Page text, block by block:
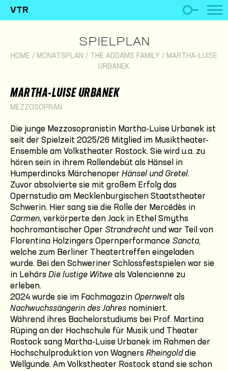
VTR
SPIELPLAN
HOME / MONATSPLAN / THE ADDAMS FAMILY / MARTHA-LUISE
URBANEK
MARTHA-LUISE URBANEK
MEZZOSOPRAN
Die junge Mezzosopranistin Martha-Luise Urbanek ist
seit der Spielzeit 2025/26 Mitglied im Musiktheater-
Ensemble am Volkstheater Rostock. Sie wird u.a. zu
hören sein in ihrem Rollendebüt als Hänsel in
Humperdincks Märchenoper Hänsel und Gretel.
Zuvor absolvierte sie mit großem Erfolg das
Opernstudio am Mecklenburgischen Staatstheater
Schwerin. Hier sang sie die Rolle der Mercédès in
Carmen, verkörperte den Jack in Ethel Smyths
hochromantischer Oper Strandrecht und war Teil von
Florentina Holzingers Opernperformance Sancta,
welche zum Berliner Theatertreffen eingeladen
wurde. Bei den Schweriner Schlossfestspielen war sie
in Lehárs Die lustige Witwe als Valencienne zu
erleben.
2024 wurde sie im Fachmagazin Opernwelt als
Nachwuchssängerin des Jahres nominiert.
Während ihres Bachelorstudiums bei Prof. Martina
Rüping an der Hochschule für Musik und Theater
Rostock sang Martha-Luise Urbanek im Rahmen der
Hochschulproduktion von Wagners Rheingolddie
Wellgunde. Am Volkstheater Rostock stand sie schon